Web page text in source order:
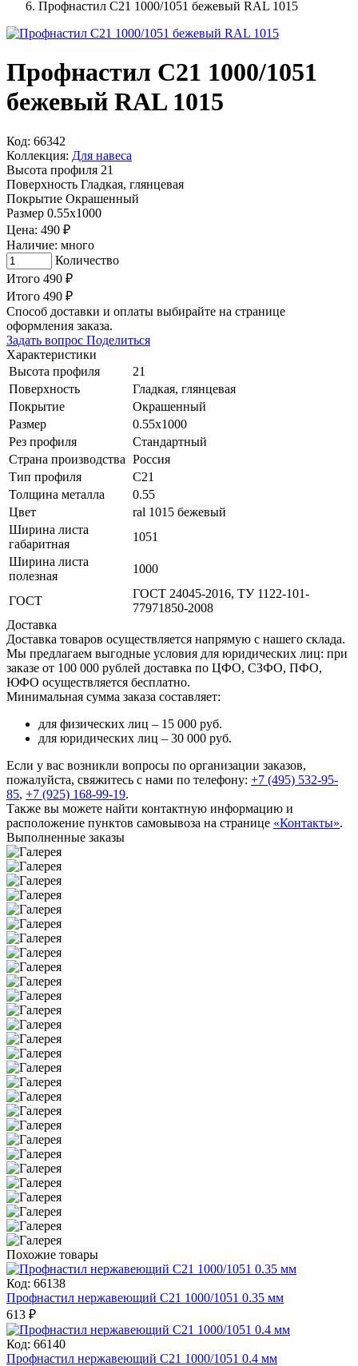
Профнастил С21 1000/1051 бежевый RAL 1015
Профнастил С21 1000/1051
бежевый RAL 1015
Код: 66342
Коллекция: Для навеса
Высота профиля 21
Поверхность Гладкая, глянцевая
Покрытие Окрашенный
Размер 0.55х1000
Цена: 490 ₽
Наличие: много
Количество
Итого 490 ₽
Итого 490 ₽
Способ доставки и оплаты выбирайте на странице
оформления заказа.
Задать вопрос Поделиться
Характеристики
Высота профиля
21
Поверхность
Гладкая, глянцевая
Покрытие
Окрашенный
Размер
0.55х1000
Рез профиля
Стандартный
Страна производства Россия
Тип профиля
С21
Толщина металла
0.55
Цвет
ral 1015 бежевый
Ширина листа
габаритная
1051
Ширина листа
полезная
1000
ГОСТ
ГОСТ 24045-2016, ТУ 1122-101-
77971850-2008
Доставка
Доставка товаров осуществляется напрямую с нашего склада.
Мы предлагаем выгодные условия для юридических лиц: при
заказе от 100 000 рублей доставка по ЦФО, СЗФО, ПФО,
ЮФО осуществляется бесплатно.
Минимальная сумма заказа составляет:
для физических лиц – 15 000 руб.
для юридических лиц – 30 000 руб.
Если у вас возникли вопросы по организации заказов,
пожалуйста, свяжитесь с нами по телефону: +7 (495) 532-95-
85, +7 (925) 168-99-19.
Также вы можете найти контактную информацию и
расположение пунктов самовывоза на странице «Контакты».
Выполненные заказы
Похожие товары
Код: 66138
Профнастил нержавеющий С21 1000/1051 0.35 мм
613 ₽
Код: 66140
Профнастил нержавеющий С21 1000/1051 0.4 мм